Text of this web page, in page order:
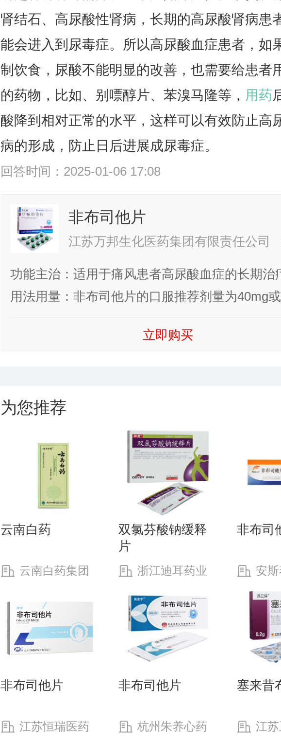
肾结石、高尿酸性肾病，长期的高尿酸肾病患
能会进入到尿毒症。所以高尿酸血症患者，如
制饮食，尿酸不能明显的改善，也需要给患者
的药物，比如、别嘌醇片、苯溴马隆等， 用药
酸降到相对正常的水平，这样可以有效防止高
病的形成，防止日后进展成尿毒症。
回答时间：2025-01-06 17:08
非布司他片
江苏万邦生化医药集团有限责任公司
功能主治：适用于痛风患者高尿酸血症的长期治
荐用于无临床症状的高尿酸血症。
用法用量：非布司他片的口服推荐剂量为40mg
如果2周后，血尿酸水平仍不低于6mg/dl(约
不全(Chid～PughA. B级)的惠者无需调整剂量。
重度肝功能不全者(Child～PughC级)使用非布司
及安全性研究，因此此类思者应慎用非布可他。
全者:轻、中度肾功能不全(Cl30～89m/min)的患
立即购买
为您推荐
云南白药
云南白药集团
双氯芬酸钠缓释
片
浙江迪耳药业
非布司
安
（中国
非布司他片
江苏恒瑞医药
非布司他片
杭州朱养心药
塞来昔
江